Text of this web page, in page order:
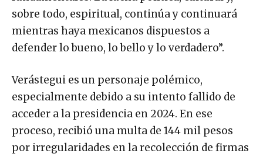
sobre todo, espiritual, continúa y continuará
mientras haya mexicanos dispuestos a
defender lo bueno, lo bello y lo verdadero”.
Verástegui es un personaje polémico,
especialmente debido a su intento fallido de
acceder a la presidencia en 2024. En ese
proceso, recibió una multa de 144 mil pesos
por irregularidades en la recolección de firmas